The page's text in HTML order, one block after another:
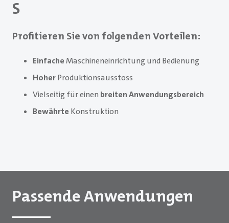
S
Profitieren Sie von folgenden Vorteilen:
EinfacheMaschineneinrichtung und Bedienung
HoherProduktionsausstoss
Vielseitig für einen breiten Anwendungsbereich
Bewährte Konstruktion
Passende Anwendungen